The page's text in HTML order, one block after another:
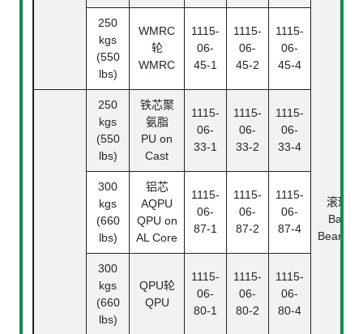
滚珠
Ball
Bearing
250
kgs
(550
lbs)
WMRC
轮
WMRC
1115-
06-
45-1
1115-
06-
45-2
1115-
06-
45-4
250
kgs
(550
lbs)
铁芯聚
氨脂
PU on
Cast
1115-
06-
33-1
1115-
06-
33-2
1115-
06-
33-4
300
kgs
(660
lbs)
铝芯
AQPU
QPU on
AL Core
1115-
06-
87-1
1115-
06-
87-2
1115-
06-
87-4
300
kgs
(660
lbs)
QPU轮
QPU
1115-
06-
80-1
1115-
06-
80-2
1115-
06-
80-4